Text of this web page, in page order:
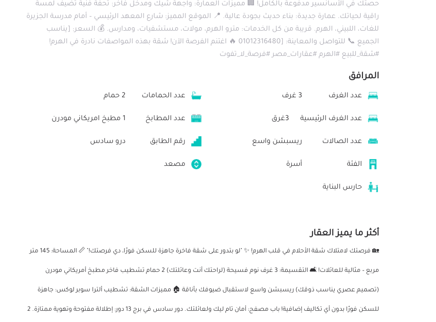
حصتك في الأسانسير مدفوعة بالكامل! 🏢 مميزات العمارة: واجهة شيك ومدخل فاخر: تحفة فنية تضيف لمسة
راقية لحياتك. عمارة جديدة: بناء حديث بجودة عالية. 📍 الموقع المميز: شارع المعهد الرئيسي – أمام مدرسة الجزيرة
للغات، اللبيني، الهرم. قريبة من كل الخدمات: مترو الهرم، مولات، مستشفيات، ومدارس. 💰 السعر: [يناسب
الجميع 📞 للتواصل والمعاينة: [01012316480 🔥 اغتنم الفرصة الآن! شقة بهذه المواصفات نادرة في الهرم!
#شقة_للبيع #الهرم #عقارات_مصر #فرصة_لا_تفوت
المرافق
عدد الغرف 3 غرف عدد الحمامات 2 حمام
عدد الغرف الرئيسية 3غرق عدد المطابخ 1 مطبخ امريكاني مودرن
عدد الصالات ريسبشن واسع رقم الطابق درو سادس
الفئة أسرة مصعد
حارس البناية
أكثر ما يميز العقار
🏡 فرصتك لامتلاك شقة الأحلام في قلب الهرم! ✨ "لو بتدور على شقة فاخرة جاهزة للسكن فورًا، دي فرصتك!" 📏 المساحة: 145 متر
مربع – مثالية للعائلات! 🛋 التقسيمة: 3 غرف نوم فسيحة (لراحتك أنت وعائلتك) 2 حمام تشطيب فاخر مطبخ أمريكاني مودرن
(تصميم عصري يناسب ذوقك) ريسبشن واسع لاستقبال ضيوفك بأناقة 🏠 مميزات الشقة: تشطيب ألترا سوبر لوكس: جاهزة
للسكن فورًا بدون أي تكاليف إضافية! باب مصفح: أمان تام ليك ولعائلتك. دور سادس في برج 13 دور: إطلالة مفتوحة وتهوية ممتازة. 2